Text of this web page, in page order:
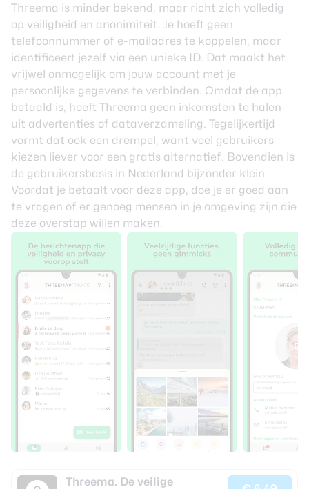
Threema is minder bekend, maar richt zich volledig
op veiligheid en anonimiteit. Je hoeft geen
telefoonnummer of e-mailadres te koppelen, maar
identificeert jezelf via een unieke ID. Dat maakt het
vrijwel onmogelijk om jouw account met je
persoonlijke gegevens te verbinden. Omdat de app
betaald is, hoeft Threema geen inkomsten te halen
uit advertenties of dataverzameling. Tegelijkertijd
vormt dat ook een drempel, want veel gebruikers
kiezen liever voor een gratis alternatief. Bovendien is
de gebruikersbasis in Nederland bijzonder klein.
Voordat je betaalt voor deze app, doe je er goed aan
te vragen of er genoeg mensen in je omgeving zijn die
deze overstap willen maken.
Threema. De veilige